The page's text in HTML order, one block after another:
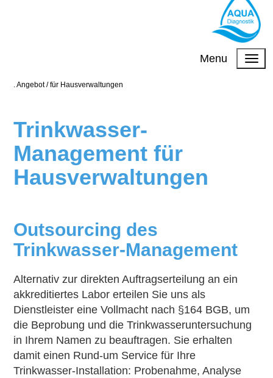
Menu
.Angebot / für Hausverwaltungen
Trinkwasser-
Management für
Hausverwaltungen
Outsourcing des
Trinkwasser-Management
Alternativ zur direkten Auftragserteilung an ein
akkreditiertes Labor erteilen Sie uns als
Dienstleister eine Vollmacht nach §164 BGB, um
die Beprobung und die Trinkwasseruntersuchung
in Ihrem Namen zu beauftragen. Sie erhalten
damit einen Rund-um Service für Ihre
Trinkwasser-Installation: Probenahme, Analyse